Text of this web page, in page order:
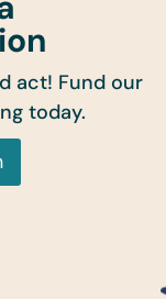
act! Fund our
today.